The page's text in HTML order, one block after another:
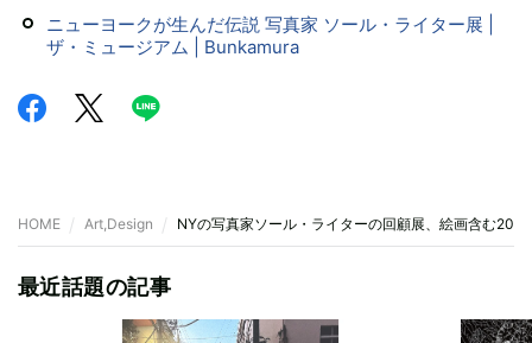
ニューヨークが生んだ伝説 写真家 ソール・ライター展 |
ザ・ミュージアム | Bunkamura
HOME Art,Design NYの写真家ソール・ライターの回顧展、絵画含む200
最近話題の記事